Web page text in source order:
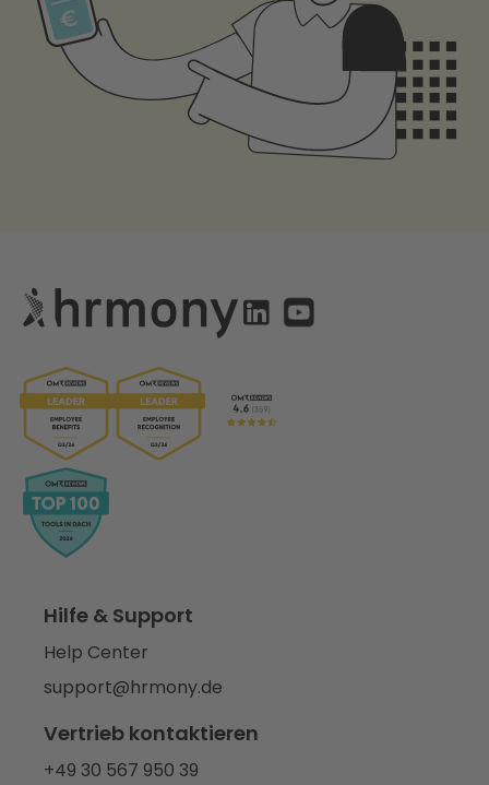
Hilfe & Support
Help Center
support@hrmony.de
Vertrieb kontaktieren
+49 30 567 950 39